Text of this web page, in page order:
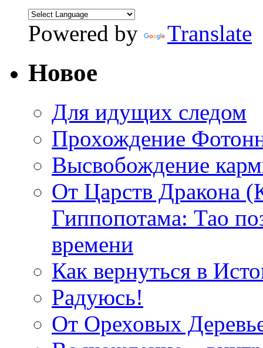
Powered by Translate
Новое
Для идущих следом
Прохождение
Высвобождение
От Царств Дракона
Гиппопотама: Тао
времени
Как вернуться в
Радуюсь!
От Ореховых